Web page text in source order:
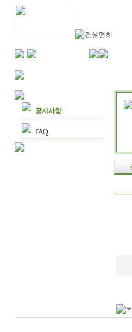
공지사항
FAQ